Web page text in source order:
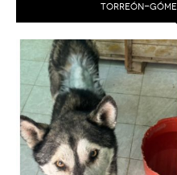
TORREÓN-